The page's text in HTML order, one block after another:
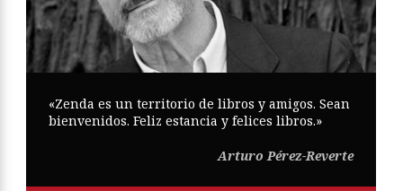
«Zenda es un territorio de libros y amigos. Sean
bienvenidos. Feliz estancia y felices libros.»
Arturo Pérez-Reverte